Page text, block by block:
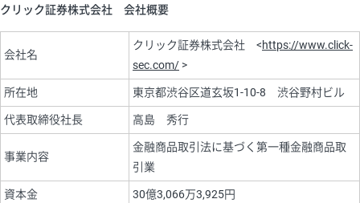
クリック証券株式会社 会社概要
会社名
クリック証券株式会社 <https://www.click-
sec.com/ >
所在地 東京都渋谷区道玄坂1-10-8 渋谷野村ビル
代表取締役社長 高島 秀行
事業内容
金融商品取引法に基づく第一種金融商品取
引業
資本金 30億3,066万3,925円